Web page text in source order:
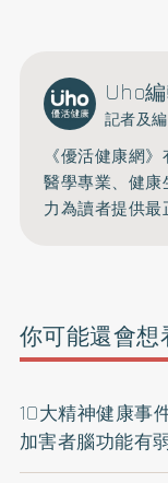
Uho
記者及
《優活健康網
醫學專業、健
力為讀者提供最
你可能還會想
10大精神健康事
加害者腦功能有